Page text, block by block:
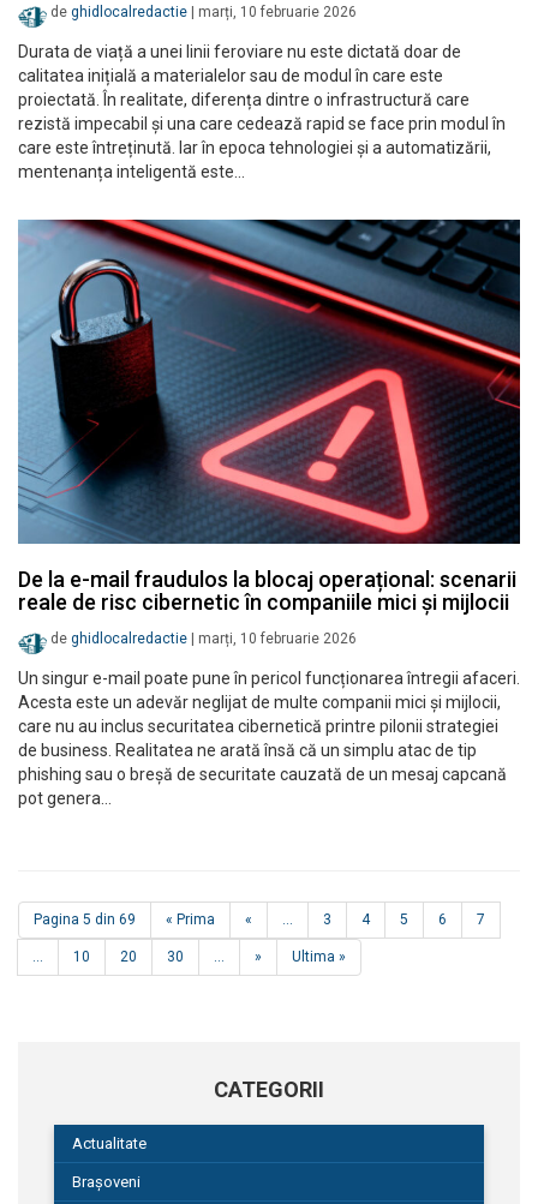
de ghidlocalredactie marți, 10 februarie 2026
Durata de viață a unei linii feroviare nu este dictată doar de
calitatea inițială a materialelor sau de modul în care este
proiectată. În realitate, diferența dintre o infrastructură care
rezistă impecabil și una care cedează rapid se face prin modul în
care este întreținută. Iar în epoca tehnologiei și a automatizării,
mentenanța inteligentă este…
De la e-mail fraudulos la blocaj operațional: scenarii
reale de risc cibernetic în companiile mici și mijlocii
de ghidlocalredactie marți, 10 februarie 2026
Un singur e-mail poate pune în pericol funcționarea întregii afaceri.
Acesta este un adevăr neglijat de multe companii mici și mijlocii,
care nu au inclus securitatea cibernetică printre pilonii strategiei
de business. Realitatea ne arată însă că un simplu atac de tip
phishing sau o breșă de securitate cauzată de un mesaj capcană
pot genera…
Pagina 5 din 69 « Prima « ... 3 4 5 6 7
... 10 20 30 ... » Ultima »
CATEGORII
Actualitate
Brașoveni